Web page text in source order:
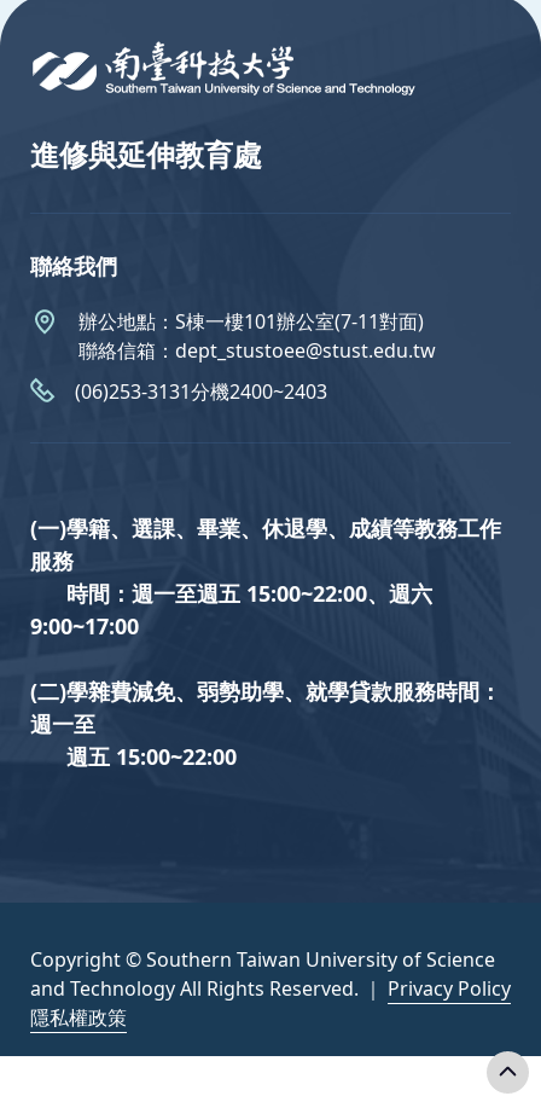
進修與延伸教育處
聯絡我們
辦公地點：S棟一樓101辦公室(7-11對面)
聯絡信箱：dept_stustoee@stust.edu.tw
(06)253-3131分機2400~2403
(一)學籍、選課、畢業、休退學、成績等教務工作
服務
時間：週一至週五 15:00~22:00、週六
9:00~17:00
(二)學雜費減免、弱勢助學、就學貸款服務時間：
週一至
週五 15:00~22:00
Copyright © Southern Taiwan University of Science
and Technology All Rights Reserved. ｜ Privacy Policy
隱私權政策